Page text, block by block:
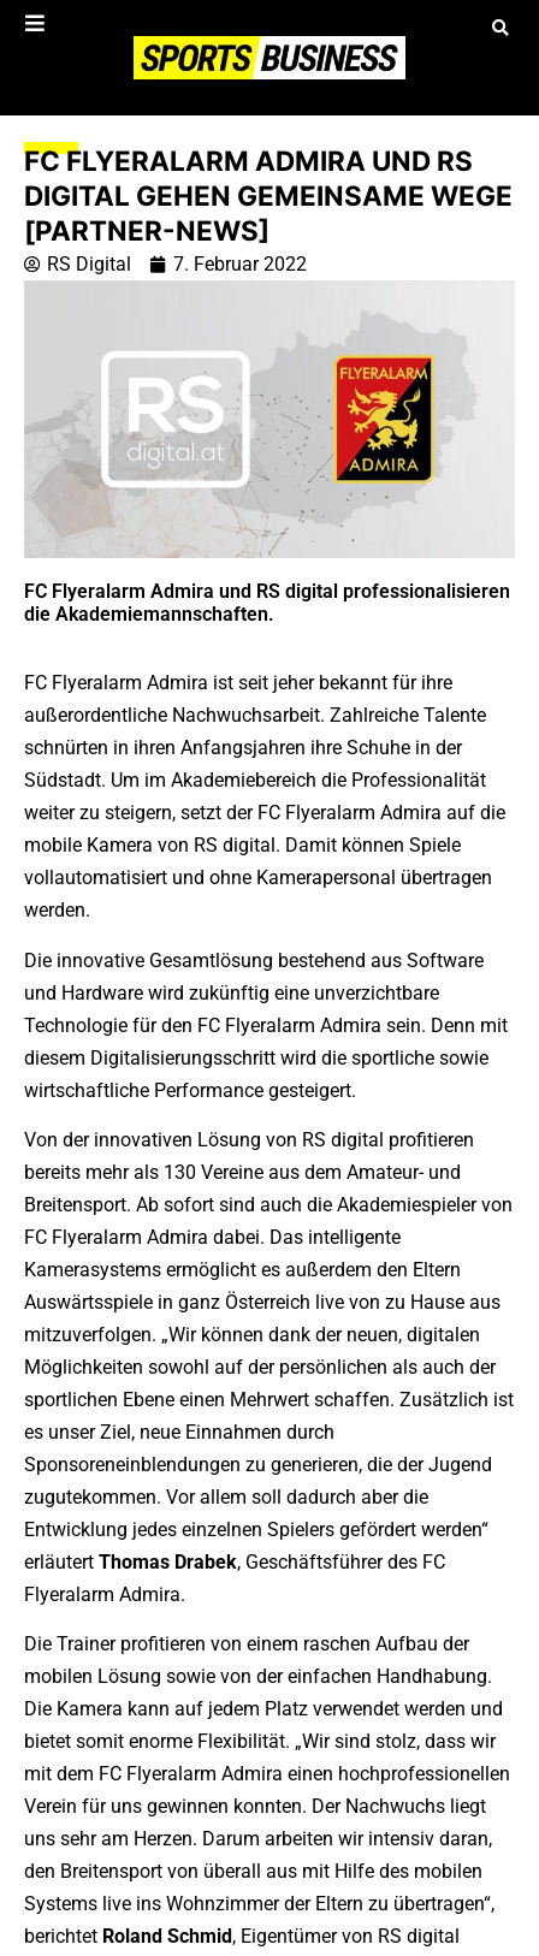
FC FLYERALARM ADMIRA UND RS
DIGITAL GEHEN GEMEINSAME WEGE
[PARTNER-NEWS]
RS Digital 7. Februar 2022
FC Flyeralarm Admira und RS digital professionalisieren
die Akademiemannschaften.
FC Flyeralarm Admira ist seit jeher bekannt für ihre
außerordentliche Nachwuchsarbeit. Zahlreiche Talente
schnürten in ihren Anfangsjahren ihre Schuhe in der
Südstadt. Um im Akademiebereich die Professionalität
weiter zu steigern, setzt der FC Flyeralarm Admira auf die
mobile Kamera von RS digital. Damit können Spiele
vollautomatisiert und ohne Kamerapersonal übertragen
werden.
Die innovative Gesamtlösung bestehend aus Software
und Hardware wird zukünftig eine unverzichtbare
Technologie für den FC Flyeralarm Admira sein. Denn mit
diesem Digitalisierungsschritt wird die sportliche sowie
wirtschaftliche Performance gesteigert.
Von der innovativen Lösung von RS digital profitieren
bereits mehr als 130 Vereine aus dem Amateur- und
Breitensport. Ab sofort sind auch die Akademiespieler von
FC Flyeralarm Admira dabei. Das intelligente
Kamerasystems ermöglicht es außerdem den Eltern
Auswärtsspiele in ganz Österreich live von zu Hause aus
mitzuverfolgen. „Wir können dank der neuen, digitalen
Möglichkeiten sowohl auf der persönlichen als auch der
sportlichen Ebene einen Mehrwert schaffen. Zusätzlich ist
es unser Ziel, neue Einnahmen durch
Sponsoreneinblendungen zu generieren, die der Jugend
zugutekommen. Vor allem soll dadurch aber die
Entwicklung jedes einzelnen Spielers gefördert werden“
erläutert Thomas Drabek, Geschäftsführer des FC
Flyeralarm Admira.
Die Trainer profitieren von einem raschen Aufbau der
mobilen Lösung sowie von der einfachen Handhabung.
Die Kamera kann auf jedem Platz verwendet werden und
bietet somit enorme Flexibilität. „Wir sind stolz, dass wir
mit dem FC Flyeralarm Admira einen hochprofessionellen
Verein für uns gewinnen konnten. Der Nachwuchs liegt
uns sehr am Herzen. Darum arbeiten wir intensiv daran,
den Breitensport von überall aus mit Hilfe des mobilen
Systems live ins Wohnzimmer der Eltern zu übertragen“,
berichtet Roland Schmid , Eigentümer von RS digital